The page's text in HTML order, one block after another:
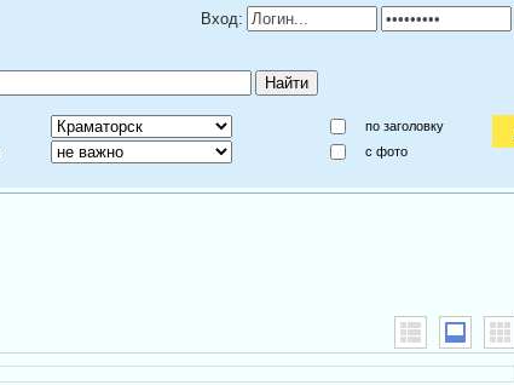
Вход:
по заголовку
c фото